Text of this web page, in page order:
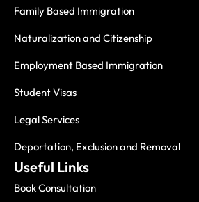
Family Based Immigration
Naturalization and Citizenship
Employment Based Immigration
Student Visas
Legal Services
Deportation, Exclusion and Removal
Useful Links
Book Consultation